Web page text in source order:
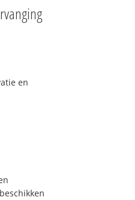
en